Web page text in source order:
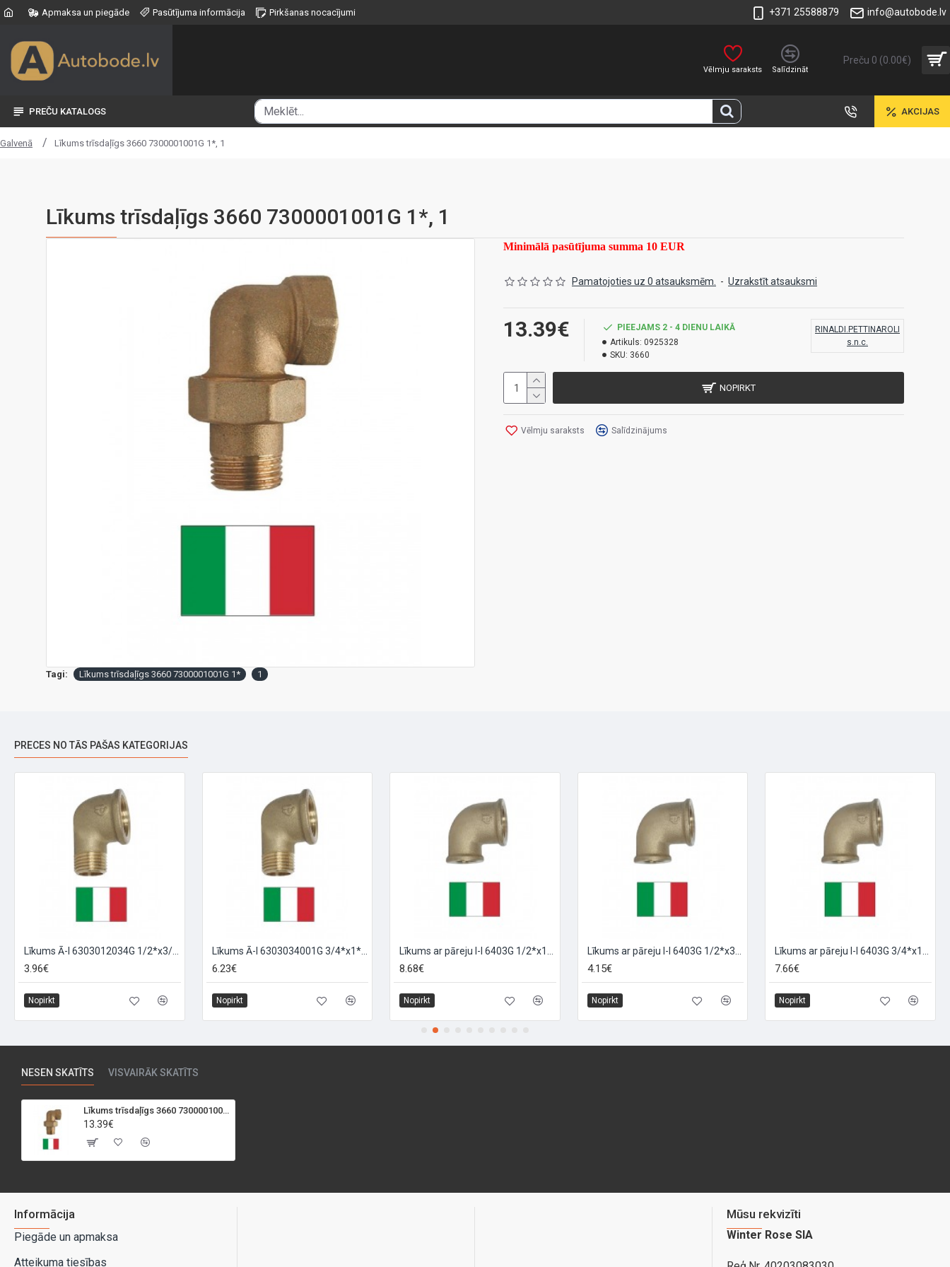
Apmaksa un piegāde Pasūtījuma informācija Pirkšanas nocacījumi +371 25588879 info@autobode.lv
Vēlmju saraksts Salīdzināt
Preču 0 (0.00€)
PREČU KATALOGS AKCIJAS
Galvenā Līkums trīsdaļīgs 3660 7300001001G 1*, 1
Līkums trīsdaļīgs 3660 7300001001G 1*, 1
Minimālā pasūtījuma summa 10 EUR
Pamatojoties uz 0 atsauksmēm. - Uzrakstīt atsauksmi
13.39€
PIEEJAMS 2 - 4 DIENU LAIKĀ
Artikuls: 0925328
SKU: 3660
RINALDI.PETTINAROLI
s.n.c.
NOPIRKT
Vēlmju saraksts Salīdzinājums
Tagi: Līkums trīsdaļīgs 3660 7300001001G 1* 1
PRECES NO TĀS PAŠAS KATEGORIJAS
Līkums Ā-I 6303012034G 1/2*x3/4*, 1/2X3/4
3.96€
Nopirkt
Līkums Ā-I 6303034001G 3/4*x1*, 3/4X1
6.23€
Nopirkt
8.68€
Nopirkt
4.15€
Nopirkt
7.66€
Nopirkt
NESEN SKATĪTS VISVAIRĀK SKATĪTS
Līkums trīsdaļīgs 3660 7300001001G 1*, 1
13.39€
Informācija
Piegāde un apmaksa
Atteikuma tiesības
Mūsu rekvizīti
Winter Rose SIA